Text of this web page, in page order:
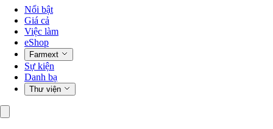
Nổi bật
Giá cả
Việc làm
eShop
Farmext
Sự kiện
Danh bạ
Thư viện